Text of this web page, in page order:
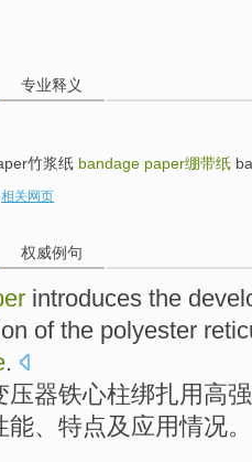
专业释义
竹浆纸 bandage paper绷带纸
相关网页
权威例句
introduces the
ofthe polyester
.
压器铁心柱绑扎用高
能、 特点及 应用情况。